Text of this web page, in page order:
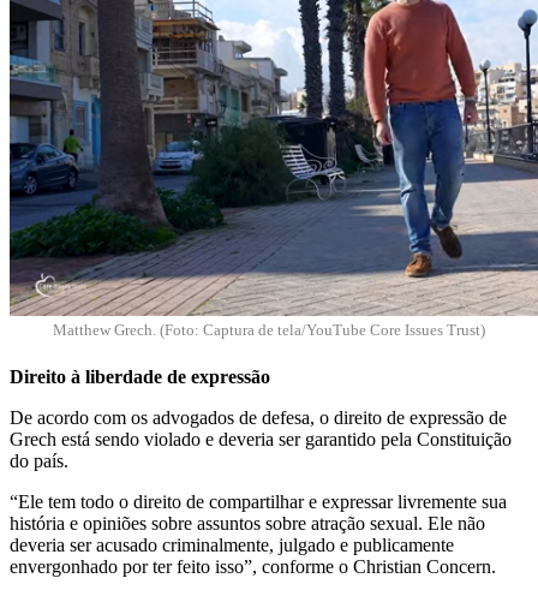
Matthew Grech. (Foto: Captura de tela/YouTube Core Issues Trust)
Direito à liberdade de expressão
De acordo com os advogados de defesa, o direito de expressão de
Grech está sendo violado e deveria ser garantido pela Constituição
do país.
“Ele tem todo o direito de compartilhar e expressar livremente sua
história e opiniões sobre assuntos sobre atração sexual. Ele não
deveria ser acusado criminalmente, julgado e publicamente
envergonhado por ter feito isso”, conforme o Christian Concern.